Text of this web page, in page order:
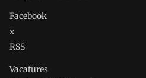
Facebook
x
RSS
Vacatures